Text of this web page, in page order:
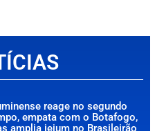
reage no segundo
empata com o Botafogo,
amplia jejum no Brasileirão